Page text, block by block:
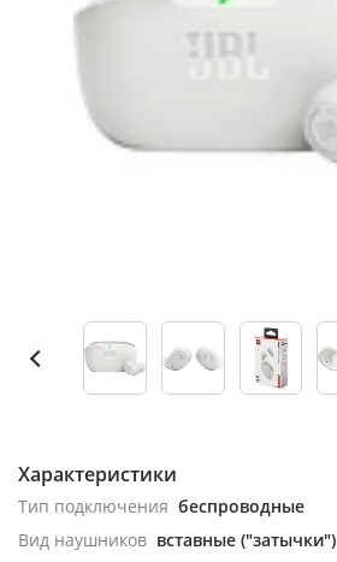
Характеристики
Тип подключения беспроводные
Вид наушников вставные ("затычки")